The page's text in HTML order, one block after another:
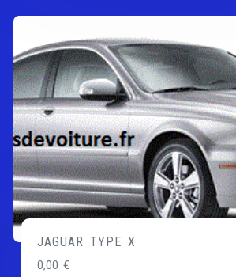
JAGUAR TYPE X
0,00€